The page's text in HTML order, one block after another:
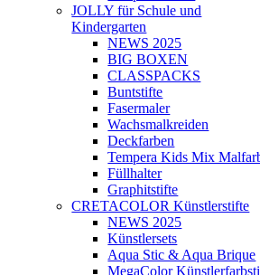
JOLLY für Schule und
Kindergarten
NEWS 2025
BIG BOXEN
CLASSPACKS
Buntstifte
Fasermaler
Wachsmalkreiden
Deckfarben
Tempera Kids Mix
Füllhalter
Graphitstifte
CRETACOLOR Künstlerstifte
NEWS 2025
Künstlersets
Aqua Stic & Aqua Brique
MegaColor